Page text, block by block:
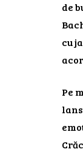
de
cu
Pe